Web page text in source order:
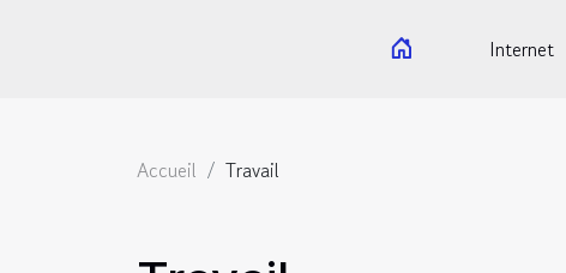
Internet
Accueil Travail